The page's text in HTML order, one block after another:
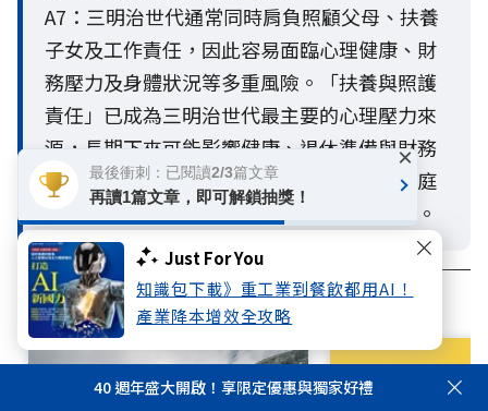
Just For You
知識包下載》重工業到餐飲都用AI！
產業降本增效全攻略
A7：三明治世代通常同時肩負照顧父母、扶養
子女及工作責任，因此容易面臨心理健康、財
務壓力及身體狀況等多重風險。「扶養與照護
責任」已成為三明治世代最主要的心理壓力來
源，長期下來可能影響健康、退休準備與財務
規劃。及早建立完善的保障、退休準備與家庭
支持網絡，有助於提升面對人生風險的韌性。
相關文章
40 週年盛大開啟！享限定優惠與獨家好禮
最後衝刺：已閱讀2/3篇文章
再讀1篇文章，即可解鎖抽獎！
×